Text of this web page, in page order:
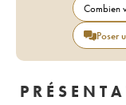
Combien
Poser